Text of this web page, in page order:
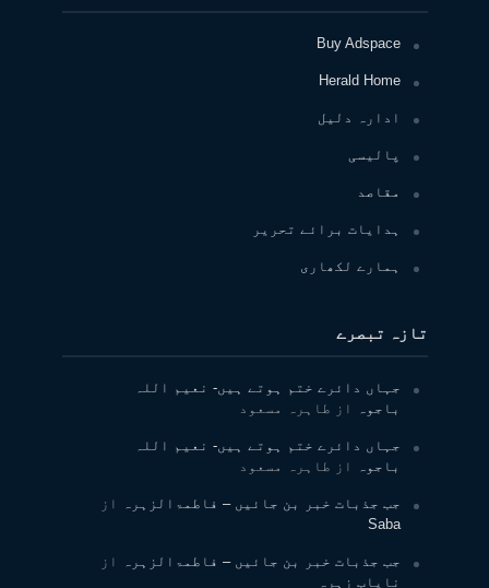
Buy Adspace
Herald Home
ادارہ دلیل
پالیسی
مقاصد
ہدایات برائے تحریر
ہمارے لکھاری
تازہ تبصرے
جہاں دائرے ختم ہوتے ہیں- نعیم اللہ
باجوہ
از طاہرہ مسعود
جہاں دائرے ختم ہوتے ہیں- نعیم اللہ
باجوہ
از طاہرہ مسعود
جب جذبات خبر بن جائیں – فاطمۃالزہرہ
از
Saba
جب جذبات خبر بن جائیں – فاطمۃالزہرہ
از
نایاب زہرہ